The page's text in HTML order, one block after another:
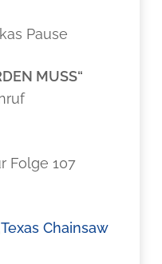
Pause
MUSS“
Folge 107
Texas Chainsaw